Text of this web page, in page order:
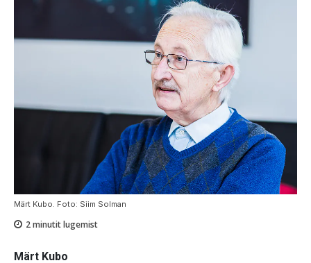
Märt Kubo. Foto: Siim Solman
2minutit lugemist
Märt Kubo